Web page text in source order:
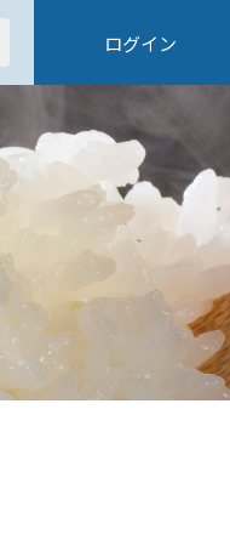
ログイン